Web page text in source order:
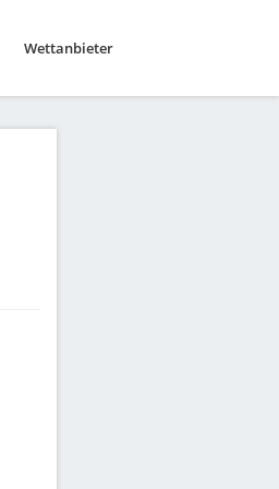
Wettanbieter